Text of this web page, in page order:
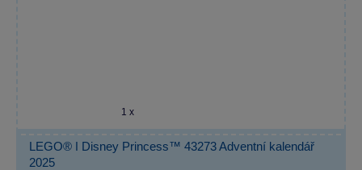
1 x
LEGO® ǀ Disney Princess™ 43273 Adventní kalendář
2025